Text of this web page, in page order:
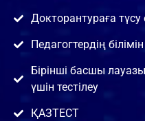
Докторантураға
Педагогтердің
Бірінші басшы
үшін тестілеу
ҚАЗТЕСТ